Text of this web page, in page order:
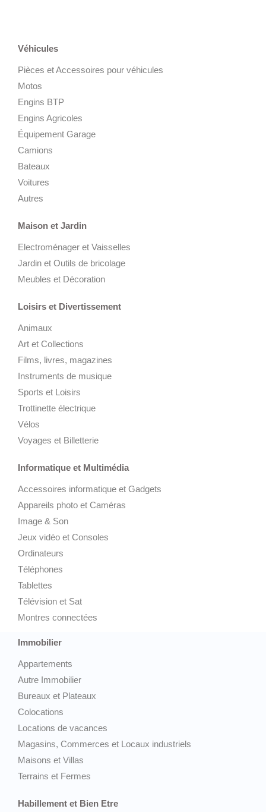
Véhicules
Pièces et Accessoires pour véhicules
Motos
Engins BTP
Engins Agricoles
Équipement Garage
Camions
Bateaux
Voitures
Autres
Maison et Jardin
Electroménager et Vaisselles
Jardin et Outils de bricolage
Meubles et Décoration
Loisirs et Divertissement
Animaux
Art et Collections
Films, livres, magazines
Instruments de musique
Sports et Loisirs
Trottinette électrique
Vélos
Voyages et Billetterie
Informatique et Multimédia
Accessoires informatique et Gadgets
Appareils photo et Caméras
Image & Son
Jeux vidéo et Consoles
Ordinateurs
Téléphones
Tablettes
Télévision et Sat
Montres connectées
Immobilier
Appartements
Autre Immobilier
Bureaux et Plateaux
Colocations
Locations de vacances
Magasins, Commerces et Locaux industriels
Maisons et Villas
Terrains et Fermes
Habillement et Bien Etre